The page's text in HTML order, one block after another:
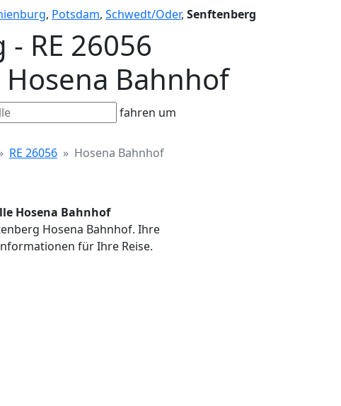
, Potsdam, Schwedt/Oder, Senftenberg
RE 26056
Bahnhof
fahren um
RE 26056 Hosena Bahnhof
Hosena Bahnhof
Hosena Bahnhof. Ihre
für Ihre Reise.